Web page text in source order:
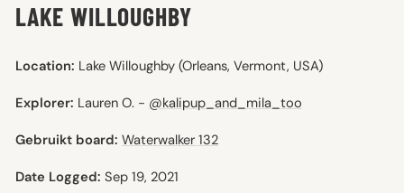
LAKE WILLOUGHBY
Location: Lake Willoughby (Orleans, Vermont, USA)
Explorer: Lauren O. - @kalipup_and_mila_too
Gebruikt board: Waterwalker 132
Date Logged: Sep 19, 2021